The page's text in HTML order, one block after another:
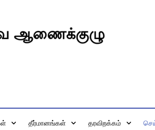
தீர்மானங்கள் தரவிறக்கம்